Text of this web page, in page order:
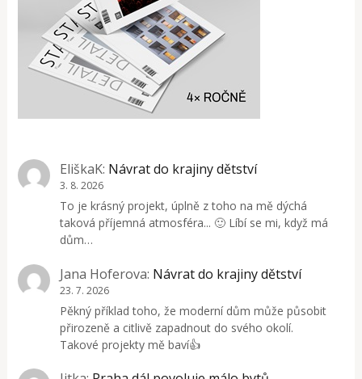
EliškaK: Návrat do krajiny dětství
3. 8. 2026
To je krásný projekt, úplně z toho na mě dýchá
taková příjemná atmosféra... 🙂 Líbí se mi, když má
dům…
Jana Hoferova: Návrat do krajiny dětství
23. 7. 2026
Pěkný příklad toho, že moderní dům může působit
přirozeně a citlivě zapadnout do svého okolí.
Takové projekty mě baví👍